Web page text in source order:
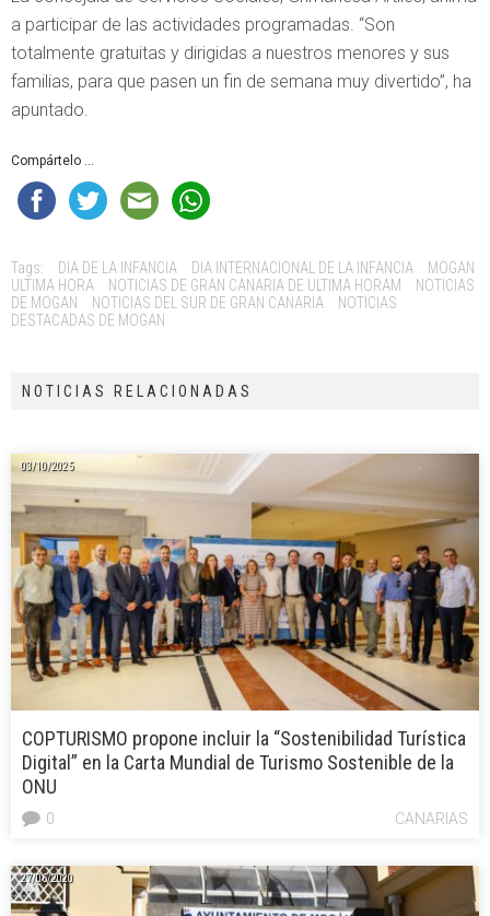
a participar de las actividades programadas. “Son
totalmente gratuitas y dirigidas a nuestros menores y sus
familias, para que pasen un fin de semana muy divertido”, ha
apuntado.
Compártelo ...
Tags: DIA DE LA INFANCIA DIA INTERNACIONAL DE LA INFANCIA
MOGAN
ULTIMA HORA
NOTICIAS DE GRAN CANARIA DE ULTIMA HORAM
NOTICIAS
DE MOGAN
NOTICIAS DEL SUR DE GRAN CANARIA
NOTICIAS
DESTACADAS DE MOGAN
NOTICIAS RELACIONADAS
03/10/2025
COPTURISMO propone incluir la “Sostenibilidad Turística
Digital” en la Carta Mundial de Turismo Sostenible de la
ONU
CANARIAS
0
27/06/2020